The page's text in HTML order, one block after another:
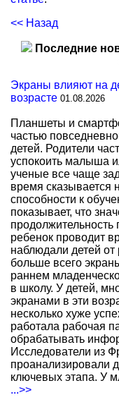
<< Назад
Последние
Экраны влияют на
возрасте 01.08.2026
Планшеты и
частью
детей. Родители
успокоить малыша
ученые все чаще
время сказывается
способности к
показывает, что
продолжительность
ребенок проводит
наблюдали детей от
больше всего
раннем
в школу. У детей,
экранами в эти
несколько хуже
работала рабочая
обрабатывать
Исследователи из
проанализировали
ключевых этапа. У
...>>